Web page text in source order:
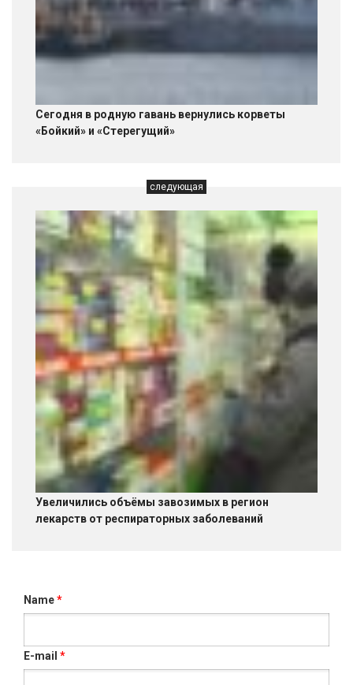
Сегодня в родную гавань вернулись корветы
«Бойкий» и «Стерегущий»
следующая
Увеличились объёмы завозимых в регион
лекарств от респираторных заболеваний
Name*
E-mail *